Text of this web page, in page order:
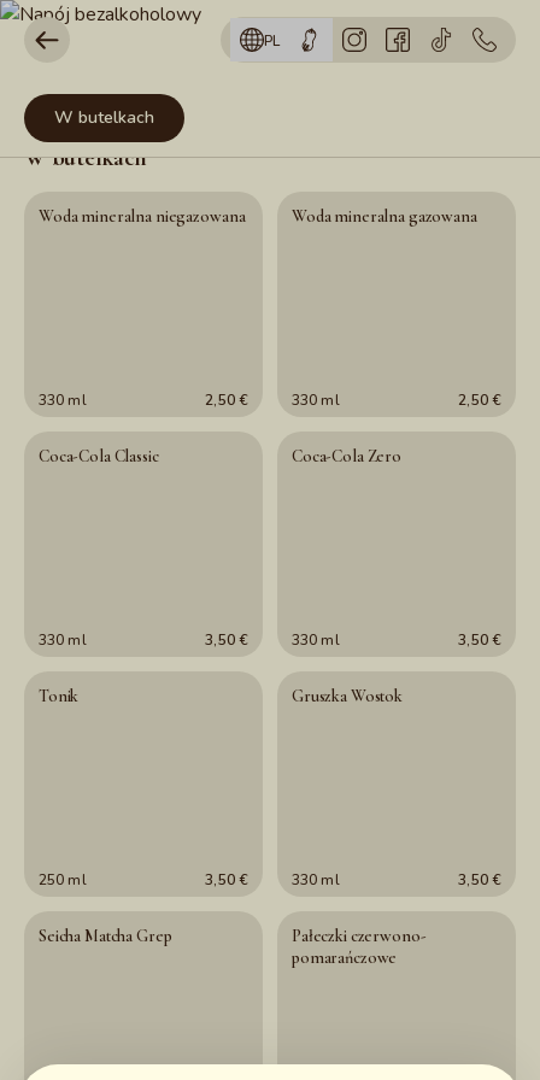
PL
W butelkach
W butelkach
Woda mineralna niegazowana
330 ml 2,50 €
Woda mineralna gazowana
330 ml 2,50 €
Coca-Cola Classic
330 ml 3,50 €
Coca-Cola Zero
330 ml 3,50 €
Tonik
250 ml 3,50 €
Gruszka Wostok
330 ml 3,50 €
Seicha Matcha Grep
Pałeczki czerwono-
pomarańczowe